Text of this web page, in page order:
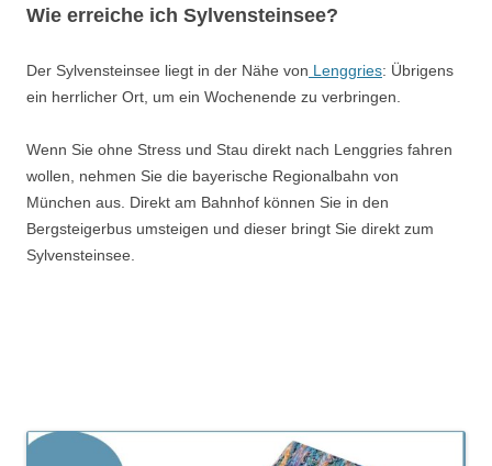
Wie erreiche ich Sylvensteinsee?
Der Sylvensteinsee liegt in der Nähe von Lenggries: Übrigens
ein herrlicher Ort, um ein Wochenende zu verbringen.
Wenn Sie ohne Stress und Stau direkt nach Lenggries fahren
wollen, nehmen Sie die bayerische Regionalbahn von
München aus. Direkt am Bahnhof können Sie in den
Bergsteigerbus umsteigen und dieser bringt Sie direkt zum
Sylvensteinsee.